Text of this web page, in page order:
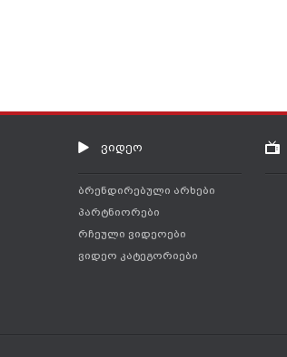
ვიდეო
ბრენდირებული არხები
პარტნიორები
რჩეული ვიდეოები
ვიდეო კატეგორიები